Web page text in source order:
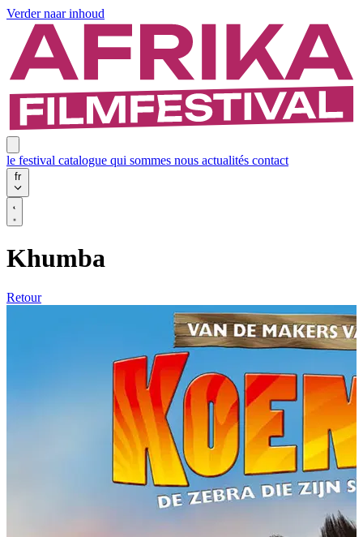
Verder naar inhoud
le festival catalogue qui sommes nous actualités contact
fr
Khumba
Retour